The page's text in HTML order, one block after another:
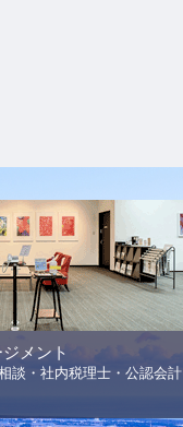
メント
談・社内税理士・公認会計